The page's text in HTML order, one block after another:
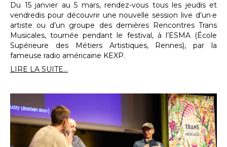
Du 15 janvier au 5 mars, rendez-vous tous les jeudis et
vendredis pour découvrir une nouvelle session live d’un·e
artiste ou d’un groupe des dernières Rencontres Trans
Musicales, tournée pendant le festival, à l’ESMA (École
Supérieure des Métiers Artistiques, Rennes), par la
fameuse radio américaine KEXP.
LIRE LA SUITE...